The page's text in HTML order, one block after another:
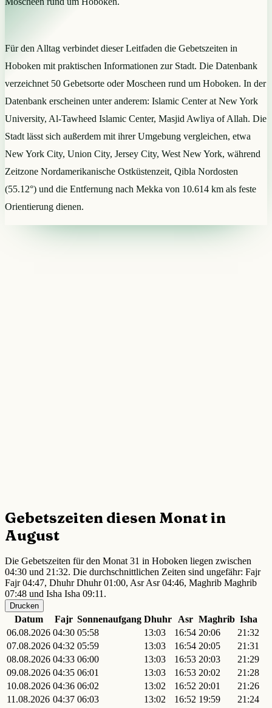
Für den Alltag verbindet dieser Leitfaden die Gebetszeiten in
Hoboken mit praktischen Informationen zur Stadt. Die Datenbank
verzeichnet 50 Gebetsorte oder Moscheen rund um Hoboken. In der
Datenbank erscheinen unter anderem: Islamic Center at New York
University, Al-Tawheed Islamic Center, Masjid Awliya of Allah. Die
Stadt lässt sich außerdem mit ihrer Umgebung vergleichen, etwa
New York City, Union City, Jersey City, West New York, während
Zeitzone Nordamerikanische Ostküstenzeit, Qibla Nordosten
(55.12°) und die Entfernung nach Mekka von 10.614 km als feste
Orientierung dienen.
Gebetszeiten diesen Monat in
August
Die Gebetszeiten für den Monat 31 in Hoboken liegen zwischen
04:30 und 21:32. Die durchschnittlichen Zeiten sind ungefähr: Fajr
Fajr 04:47, Dhuhr Dhuhr 01:00, Asr Asr 04:46, Maghrib Maghrib
07:48 und Isha Isha 09:11.
Drucken
Datum Fajr Sonnenaufgang Dhuhr Asr Maghrib Isha
06.08.2026 04:30 05:58 13:03 16:54 20:06
21:32
07.08.2026 04:32 05:59 13:03 16:54 20:05
21:31
08.08.2026 04:33 06:00 13:03 16:53 20:03
21:29
09.08.2026 04:35 06:01 13:03 16:53 20:02
21:28
10.08.2026 04:36 06:02 13:02 16:52 20:01
21:26
11.08.2026 04:37 06:03 13:02 16:52 19:59
21:24